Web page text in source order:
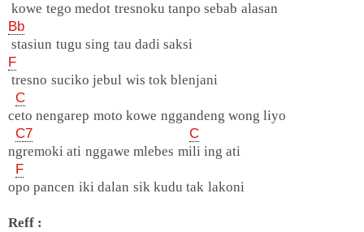
kowe tego medot tresnoku tanpo sebab alasan
Bb
stasiun tugu sing tau dadi saksi
F
tresno suciko jebul wis tok blenjani
C
ceto nengarep moto kowe nggandeng wong liyo
C7
C
ngremoki ati nggawe mlebes mili ing ati
F
opo pancen iki dalan sik kudu tak lakoni
Reff :